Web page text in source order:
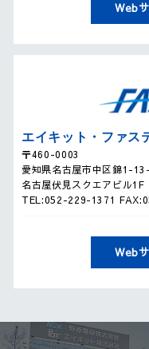
Web
エイキット・ファス
〒460-0003
愛知県名古屋市中区錦1-
名古屋伏見スクエアビル1F
TEL:052-229-1371
Web